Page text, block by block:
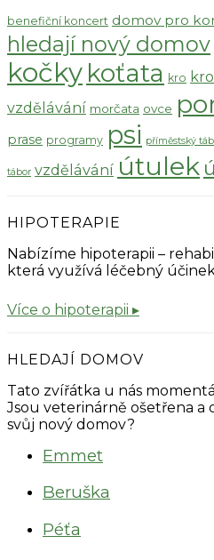
benefiční koncert domov pro
hledají nový domov
kočky koťata kro
vzdělávání morčata ovce
prase programy psi příměstský
tábor vzdělávání útulek
HIPOTERAPIE
Nabízíme hipoterapii –
která využívá léčebný
Více o hipoterapii ▸
HLEDAJÍ DOMOV
Tato zvířátka u nás
Jsou veterinárně ošetřena a
svůj nový domov?
Emmet
Beruška
Péťa